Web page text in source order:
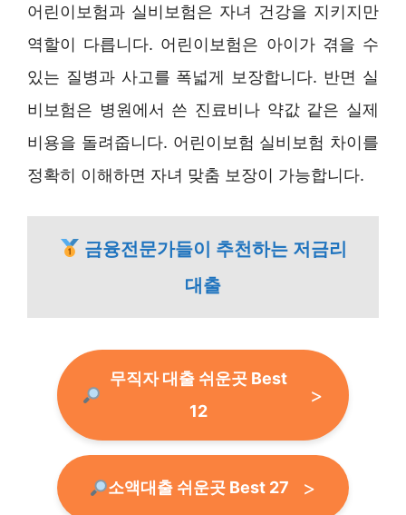
어린이보험과 실비보험은 자녀 건강을 지키지만
역할이 다릅니다. 어린이보험은 아이가 겪을 수
있는 질병과 사고를 폭넓게 보장합니다. 반면 실
비보험은 병원에서 쓴 진료비나 약값 같은 실제
비용을 돌려줍니다. 어린이보험 실비보험 차이를
정확히 이해하면 자녀 맞춤 보장이 가능합니다.
금융전문가들이 추천하는 저금리
대출
무직자 대출 쉬운곳 Best
12
소액대출 쉬운곳 Best 27